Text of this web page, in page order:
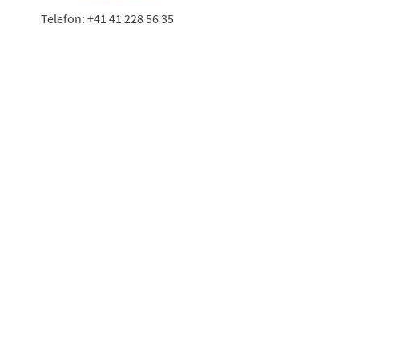
Bar chart with 4 bars.
Telefon: +41 41 228 56 35